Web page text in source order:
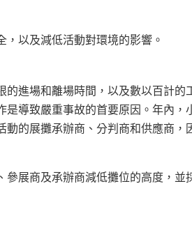
以及減低活動對環境的影響。
進場和離場時間，以及數以百計的
導致嚴重事故的首要原因。年內
的展攤承辦商、分判商和供應商，
展商及承辦商減低攤位的高度，